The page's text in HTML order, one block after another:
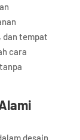
tempat
cara
desain